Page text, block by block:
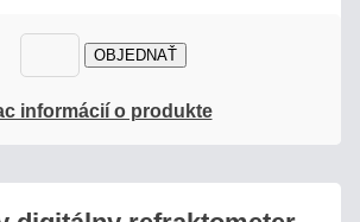
OBJEDNAŤ
informácií o produkte